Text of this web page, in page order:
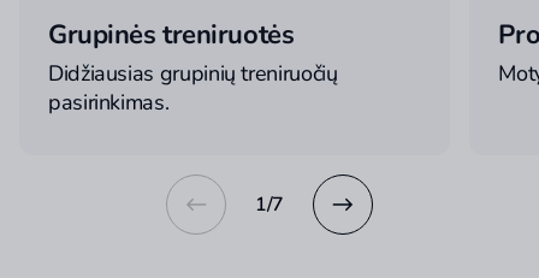
Grupinės treniruotės
Didžiausias grupinių treniruočių
pasirinkimas.
1/7